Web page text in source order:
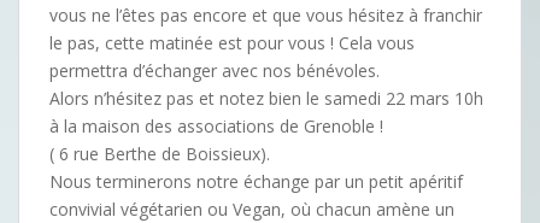
vous ne l’êtes pas encore et que vous hésitez à franchir
le pas, cette matinée est pour vous ! Cela vous
permettra d’échanger avec nos bénévoles.
Alors n’hésitez pas et notez bien le samedi 22 mars 10h
à la maison des associations de Grenoble !
( 6 rue Berthe de Boissieux).
Nous terminerons notre échange par un petit apéritif
convivial végétarien ou Vegan, où chacun amène un